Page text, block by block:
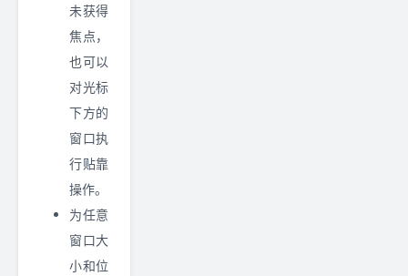
未获得
焦点，
也可以
对光标
下方的
窗口执
行贴靠
操作。
为任意
窗口大
小和位